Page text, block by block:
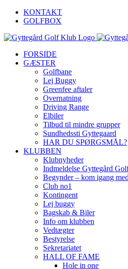
Skip
KONTAKT
GOLFBOX
FORSIDE
GÆSTER
Golfbane
Lej Buggy
Greenfee aftaler
Overnatning
Driving Range
Elbiler
Tilbud til mindre grupper
Sundhedssti Gyttegaard
HAR DU SPØRGSMÅL?
KLUBBEN
Klubnyheder
Indmeldelse Gyttegård
Begynder – kom igang
Club no1
Kontingent
Lej buggy
Bagskab & Biler
Info om klubben
Vedtægter
Bestyrelse
Sekretariatet
HALL OF FAME
Hole in one